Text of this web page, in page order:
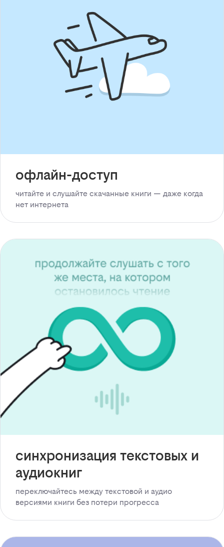
офлайн-доступ
читайте и слушайте скачанные книги — даже когда
нет интернета
синхронизация текстовых и
аудиокниг
переключайтесь между текстовой и аудио
версиями книги без потери прогресса